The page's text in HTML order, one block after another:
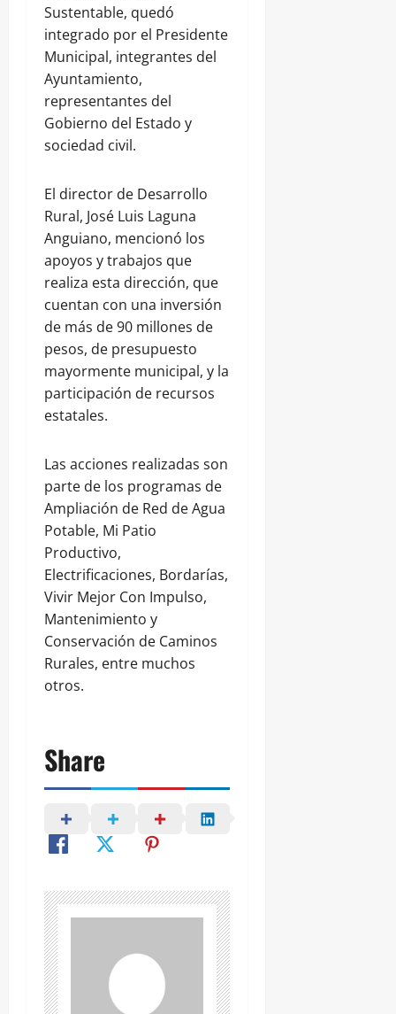
Sustentable, quedó
integrado por el Presidente
Municipal, integrantes del
Ayuntamiento,
representantes del
Gobierno del Estado y
sociedad civil.
El director de Desarrollo
Rural, José Luis Laguna
Anguiano, mencionó los
apoyos y trabajos que
realiza esta dirección, que
cuentan con una inversión
de más de 90 millones de
pesos, de presupuesto
mayormente municipal, y la
participación de recursos
estatales.
Las acciones realizadas son
parte de los programas de
Ampliación de Red de Agua
Potable, Mi Patio
Productivo,
Electrificaciones, Bordarías,
Vivir Mejor Con Impulso,
Mantenimiento y
Conservación de Caminos
Rurales, entre muchos
otros.
Share